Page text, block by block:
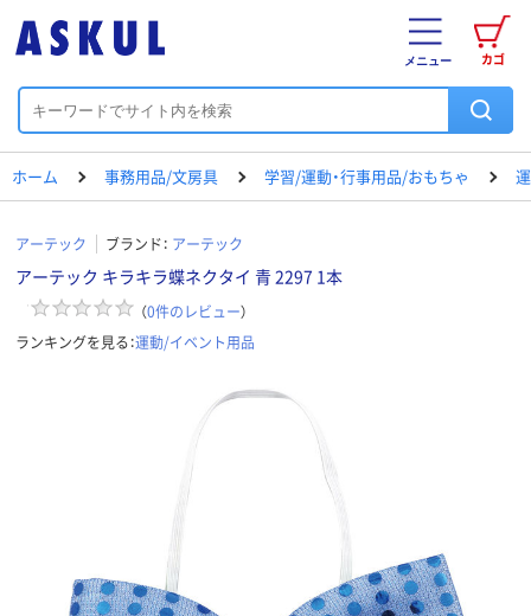
カゴ
メニュー
ホーム 事務用品/文房具 学習/運動・行事用品/おもちゃ
アーテック ブランド： アーテック
アーテック キラキラ蝶ネクタイ 青 2297 1本
（0件のレビュー）
ランキングを見る：運動/イベント用品